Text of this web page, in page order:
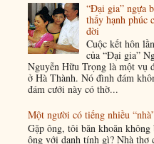
“Đại gia” ngựa
thấy hạnh phúc
đời
Cuộc kết hôn
của “Đại gia”
Nguyễn Hữu Trọng là một vụ
ở Hà Thành. Nó đình đám
đám cưới này có thờ...
Một người có tiếng nhiều
Gặp ông, tôi băn khoăn không
ông với danh tính gì? Nhà thơ